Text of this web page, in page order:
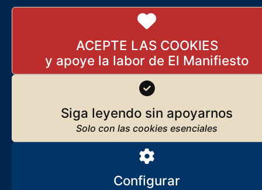
ACEPTE LAS COOKIES
Siga leyendo sin apoyarnos
Configurar
Vox, la tortuga de Aquiles y el
PP
12 de febrero de 2026
[MASS MEDIA] NO es magia,
son tus impuestos
2 de abril de 2024